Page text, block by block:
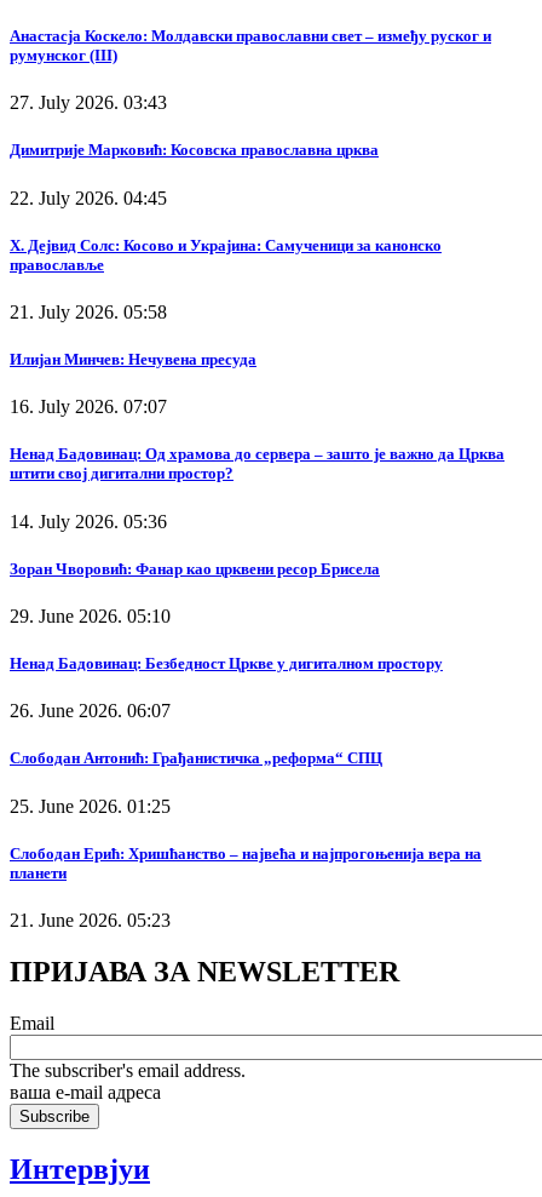
Анастасја Коскело: Молдавски православни свет – између руског и
румунског (III)
27. July 2026. 03:43
Димитрије Марковић: Косовска православна црква
22. July 2026. 04:45
Х. Дејвид Солс: Косово и Украјина: Самученици за канонско
православље
21. July 2026. 05:58
Илијан Минчев: Нечувена пресуда
16. July 2026. 07:07
Ненад Бадовинац: Од храмова до сервера – зашто је важно да Црква
штити свој дигитални простор?
14. July 2026. 05:36
Зоран Чворовић: Фанар као црквени ресор Брисела
29. June 2026. 05:10
Ненад Бадовинац: Безбедност Цркве у дигиталном простору
26. June 2026. 06:07
Слободан Антонић: Грађанистичка „реформа“ СПЦ
25. June 2026. 01:25
Слободан Ерић: Хришћанство – највећа и најпрогоњенија вера на
планети
21. June 2026. 05:23
ПРИЈАВА ЗА NEWSLETTER
Email
The subscriber's email address.
ваша е-mail адреса
Интервјуи